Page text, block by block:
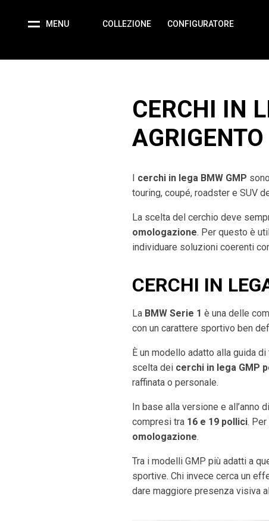
MENU COLLEZIONE CONFIGURATORE
CERCHI IN
AGRIGENTO
I cerchi in lega BMW GMP
touring, coupé, roadster e SUV
La scelta del cerchio deve
omologazione. Per questo è
individuare soluzioni coerenti
CERCHI IN
La BMW Serie 1 è una delle
con un carattere sportivo ben
È un modello adatto alla guida
scelta dei cerchi in lega GMP
raffinata o personale.
In base alla versione e all’anno
compresi tra 16 e 19 pollici.
omologazione.
Tra i modelli GMP più adatti a
sportive. Chi invece cerca un
dare maggiore presenza visiva